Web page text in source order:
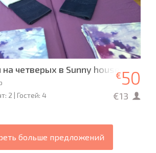
четверых в Sunny house family
2 | Гостей: 4
€50
€13
больше предложений